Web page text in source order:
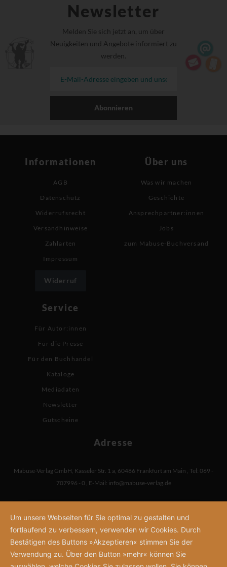
Newsletter
Melden Sie sich jetzt an, um über
Neuigkeiten und Angebote informiert zu
werden.
Abonnieren
Informationen
AGB
Datenschutz
Widerrufsrecht
Versandhinweise
Zahlarten
Impressum
Widerruf
Über uns
Was wir machen
Geschichte
Ansprechpartner:innen
Jobs
zum Mabuse-Buchversand
Service
Für Autor:innen
Für die Presse
Für den Buchhandel
Kataloge
Mediadaten
Newsletter
Gutscheine
Adresse
Mabuse-Verlag GmbH Kasseler Str. 1 a 60486 Frankfurt am Main Tel: 069 -
707996 - 0 E-Mail: info@mabuse-verlag.de
Um unsere Webseiten für Sie optimal zu gestalten und
fortlaufend zu verbessern, verwenden wir Cookies. Durch
Bestätigen des Buttons »Akzeptieren« stimmen Sie der
Verwendung zu. Über den Button »mehr« können Sie